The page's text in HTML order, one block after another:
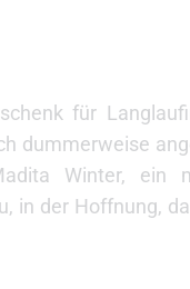
für
dummerweise
Winter, ein
in der Hoffnung,